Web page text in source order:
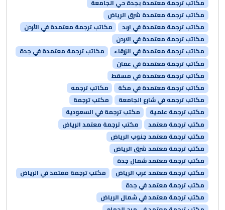
مكاتب ترجمة معتمدة بجدة حي الجامعة
مكاتب ترجمة معتمدة شرق الرياض
مكاتب ترجمة معتمدة في اربد
مكاتب ترجمة معتمدة في الأردن
مكاتب ترجمة معتمدة في الاردن
مكاتب ترجمة معتمدة في الزرقاء
مكاتب ترجمة معتمدة في جدة
مكاتب ترجمة معتمدة في عمان
مكاتب ترجمة معتمدة في مسقط
مكاتب ترجمة معتمدة في مكة
مكاتب ترجمه
مكاتب ترجمه في شارع الجامعة
مكتب ترجمة
مكتب ترجمة علمية
مكتب ترجمة في السعودية
مكتب ترجمة معتمد
مكتب ترجمة معتمد الرياض
مكتب ترجمة معتمد جنوب الرياض
مكتب ترجمة معتمد شرق الرياض
مكتب ترجمة معتمد شمال جدة
مكتب ترجمة معتمد غرب الرياض
مكتب ترجمة معتمد في الرياض
مكتب ترجمة معتمد في جدة
مكتب ترجمة معتمد في شمال الرياض